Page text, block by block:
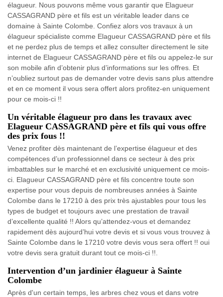
élagueur. Nous pouvons même vous garantir que Elagueur
CASSAGRAND père et fils est un véritable leader dans ce
domaine à Sainte Colombe. Confiez alors vos travaux à un
élagueur spécialiste comme Elagueur CASSAGRAND père et fils
et ne perdez plus de temps et allez consulter directement le site
internet de Elagueur CASSAGRAND père et fils ou appelez-le sur
son mobile afin d’obtenir plus d’informations sur les offres. Et
n’oubliez surtout pas de demander votre devis sans plus attendre
et en ce moment il vous sera offert alors profitez-en uniquement
pour ce mois-ci !!
Un véritable élagueur pro dans les travaux avec
Elagueur CASSAGRAND père et fils qui vous offre
des prix fous !!
Venez profiter dès maintenant de l’expertise élagueur et des
compétences d’un professionnel dans ce secteur à des prix
imbattables sur le marché et en exclusivité uniquement ce mois-
ci. Elagueur CASSAGRAND père et fils concentre toute son
expertise pour vous depuis de nombreuses années à Sainte
Colombe dans le 17210 à des prix très ajustables pour tous les
types de budget et toujours avec une prestation de travail
d’excellente qualité !! Alors qu’attendez-vous et demandez
rapidement dès aujourd’hui votre devis et si vous vous trouvez à
Sainte Colombe dans le 17210 votre devis vous sera offert !! oui
votre devis sera gratuit durant tout ce mois-ci !!.
Intervention d’un jardinier élagueur à Sainte
Colombe
Après d'un certain temps, les arbres chez vous et dans votre